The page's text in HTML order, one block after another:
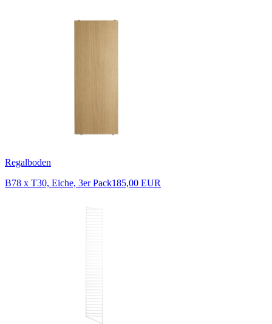
Regalboden
B78 x T30, Eiche, 3er Pack185,00 EUR